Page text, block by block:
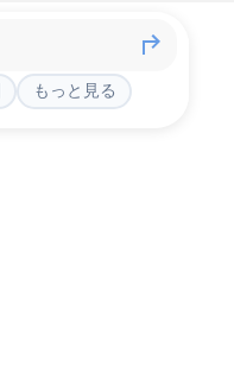
もっと見る